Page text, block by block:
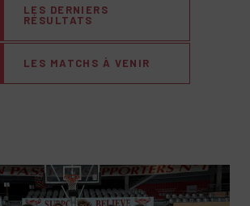
LES DERNIERS
RÉSULTATS
LES MATCHS À VENIR